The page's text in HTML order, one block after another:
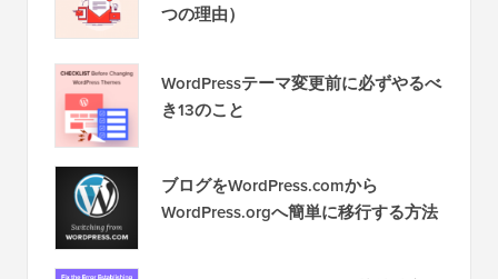
つの理由）
WordPressテーマ変更前に必ずやるべ
き13のこと
ブログをWordPress.comから
WordPress.orgへ簡単に移行する方法